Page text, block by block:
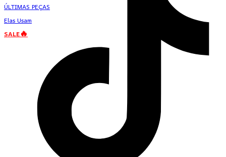
ÚLTIMAS PEÇAS
Elas Usam
SALE🔥